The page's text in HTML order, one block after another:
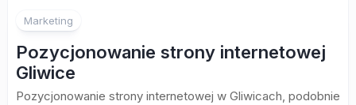
Marketing
Pozycjonowanie strony internetowej
Gliwice
Pozycjonowanie strony internetowej w Gliwicach, podobnie